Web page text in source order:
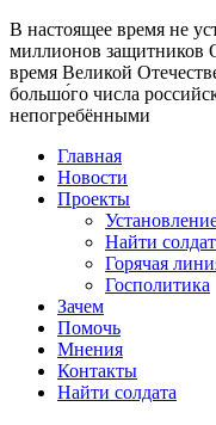
В настоящее время не
миллионов защитников
время Великой
большо́го числа
непогребёнными
Главная
Новости
Проекты
Найти
Горячая
Госполитика
Зачем
Помочь
Мнения
Контакты
Найти солдата